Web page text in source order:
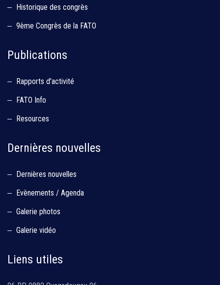
Historique des congrès
9ème Congrès de la FATO
Publications
Rapports d'activité
FATO Info
Resources
Dernières nouvelles
Dernières nouvelles
Evènements / Agenda
Galerie photos
Galerie vidéo
Liens utiles